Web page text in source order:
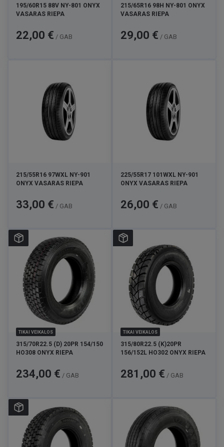
195/60R15 88V NY-801 ONYX
VASARAS RIEPA
Cena
22,00 € / GAB
215/65R16 98H NY-801 ONYX
VASARAS RIEPA
Cena
29,00 € / GAB
215/55R16 97WXL NY-901
ONYX VASARAS RIEPA
Cena
33,00 € / GAB
225/55R17 101WXL NY-901
ONYX VASARAS RIEPA
Cena
26,00 € / GAB
TIKAI VEIKALOS
315/70R22.5 (D) 20PR 154/150
HO308 ONYX RIEPA
Cena
234,00 € / GAB
TIKAI VEIKALOS
315/80R22.5 (K)20PR
156/152L HO302 ONYX RIEPA
Cena
281,00 € / GAB